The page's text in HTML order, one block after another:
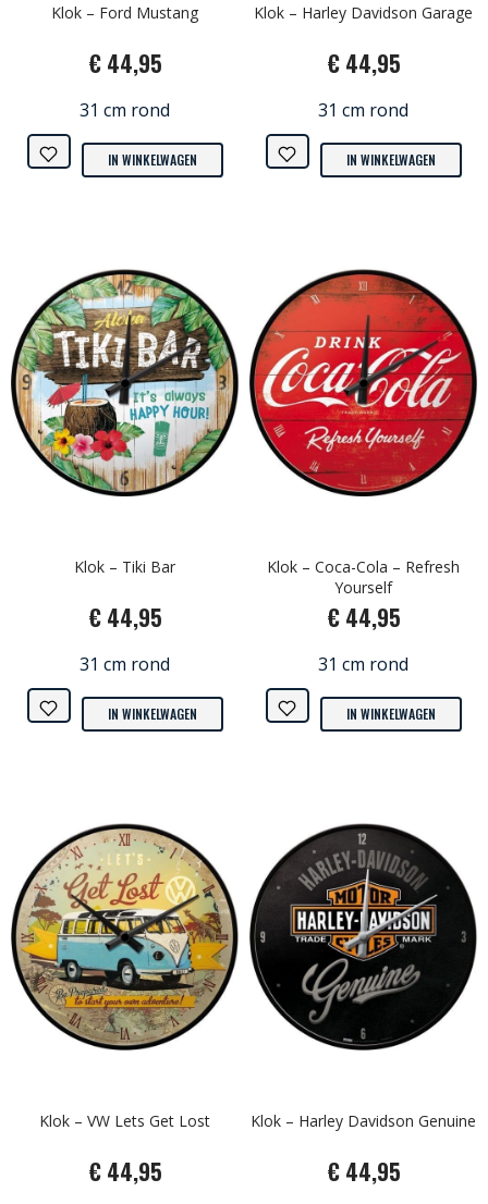
Klok – Ford Mustang
€ 44,95
31 cm rond
IN WINKELWAGEN
Klok – Harley Davidson Garage
€ 44,95
31 cm rond
IN WINKELWAGEN
Klok – Tiki Bar
€ 44,95
31 cm rond
IN WINKELWAGEN
Klok – Coca-Cola – Refresh
Yourself
€ 44,95
31 cm rond
IN WINKELWAGEN
Klok – VW Lets Get Lost
€ 44,95
Klok – Harley Davidson Genuine
€ 44,95